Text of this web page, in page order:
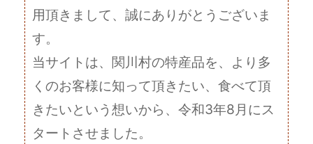
用頂きまして、誠にありがとうございま
す。
当サイトは、関川村の特産品を、より多
くのお客様に知って頂きたい、食べて頂
きたいという想いから、令和3年8月にス
タートさせました。